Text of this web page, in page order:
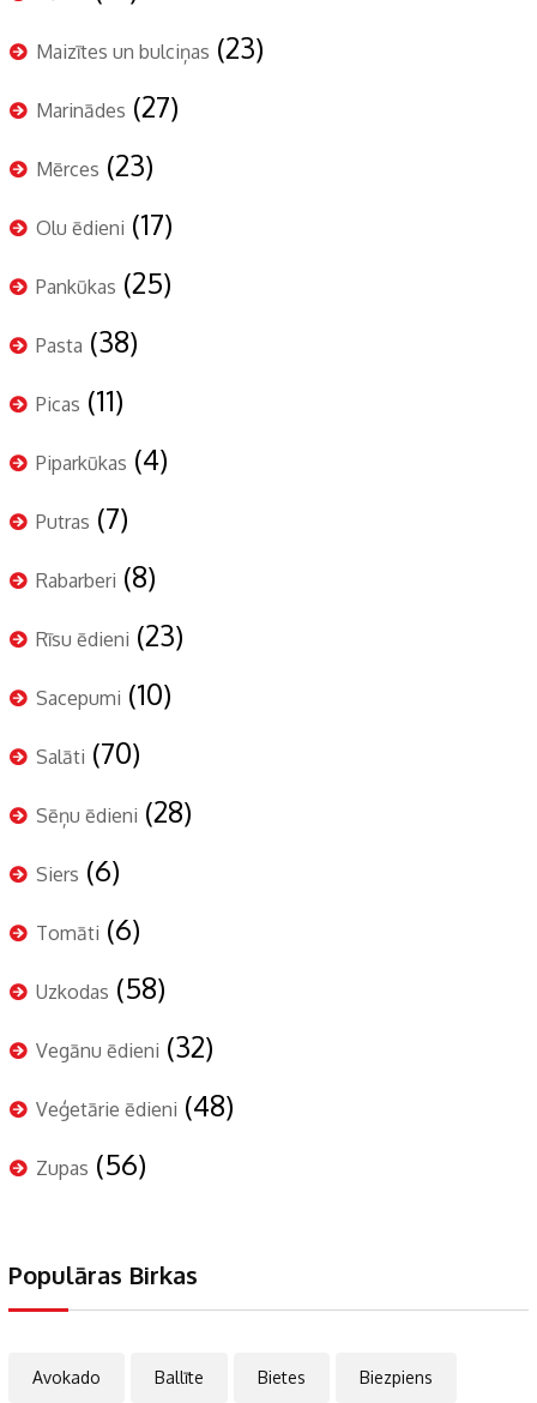
Maizītes un bulciņas (23)
Marinādes (27)
Mērces (23)
Olu ēdieni (17)
Pankūkas (25)
Pasta (38)
Picas (11)
Piparkūkas (4)
Putras (7)
Rabarberi (8)
Rīsu ēdieni (23)
Sacepumi (10)
Salāti (70)
Sēņu ēdieni (28)
Siers (6)
Tomāti (6)
Uzkodas (58)
Vegānu ēdieni (32)
Veģetārie ēdieni (48)
Zupas (56)
Populāras Birkas
Avokado Ballīte Bietes Biezpiens